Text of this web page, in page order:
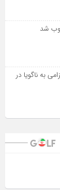
شد
به ناگویا در